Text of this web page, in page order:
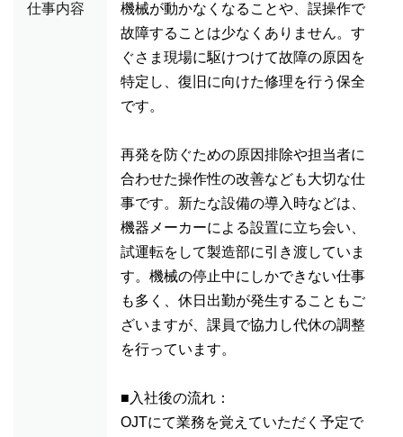
仕事内容
機械が動かなくなることや、誤操作で
故障することは少なくありません。す
ぐさま現場に駆けつけて故障の原因を
特定し、復旧に向けた修理を行う保全
です。
再発を防ぐための原因排除や担当者に
合わせた操作性の改善なども大切な仕
事です。新たな設備の導入時などは、
機器メーカーによる設置に立ち会い、
試運転をして製造部に引き渡していま
す。機械の停止中にしかできない仕事
も多く、休日出勤が発生することもご
ざいますが、課員で協力し代休の調整
を行っています。
■入社後の流れ：
OJTにて業務を覚えていただく予定で